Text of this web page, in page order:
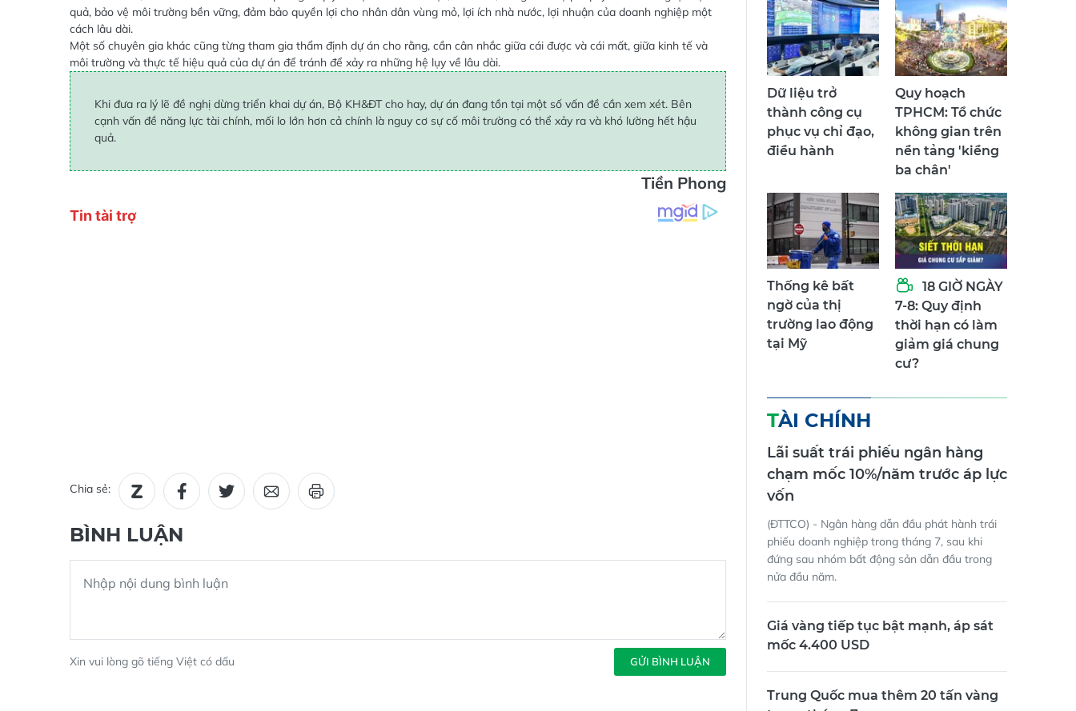
quả, bảo vệ môi trường bền vững, đảm bảo quyền lợi cho nhân dân vùng mỏ, lợi ích nhà nước, lợi nhuận của doanh nghiệp một
cách lâu dài.
Một số chuyên gia khác cũng từng tham gia thẩm định dự án cho rằng, cần cân nhắc giữa cái được và cái mất, giữa kinh tế và
môi trường và thực tế hiệu quả của dự án để tránh để xảy ra những hệ lụy về lâu dài.
Khi đưa ra lý lẽ đề nghị dừng triển khai dự án, Bộ KH&ĐT cho hay, dự án đang tồn tại một số vấn đề cần xem xét. Bên
cạnh vấn đề năng lực tài chính, mối lo lớn hơn cả chính là nguy cơ sự cố môi trường có thể xảy ra và khó lường hết hậu
quả.
Tiền Phong
Chia sẻ:
BÌNH LUẬN
Xin vui lòng gõ tiếng Việt có dấu GỬI BÌNH LUẬN
Dữ liệu trở
thành công cụ
phục vụ chỉ đạo,
điều hành
Quy hoạch
TPHCM: Tổ chức
không gian trên
nền tảng 'kiềng
ba chân'
Thống kê bất
ngờ của thị
trường lao động
tại Mỹ
18 GIỜ NGÀY
7-8: Quy định
thời hạn có làm
giảm giá chung
cư?
TÀI CHÍNH
Lãi suất trái phiếu ngân hàng
chạm mốc 10%/năm trước áp lực
vốn
(ĐTTCO) - Ngân hàng dẫn đầu phát hành trái
phiếu doanh nghiệp trong tháng 7, sau khi
đứng sau nhóm bất động sản dẫn đầu trong
nửa đầu năm.
Giá vàng tiếp tục bật mạnh, áp sát
mốc 4.400 USD
Trung Quốc mua thêm 20 tấn vàng